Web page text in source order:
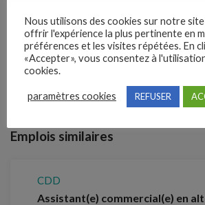
211NXLH
Clôture des candidatures : 21
Je postule
Emplois similaires
CDD
Assistant(e) commercial(e) en
Nous utilisons des cookies sur notre
offrir l'expérience la plus pertinente en
préférences et les visites répétées. En
«Accepter», vous consentez à
cookies.
paramètres cookies REFUSER